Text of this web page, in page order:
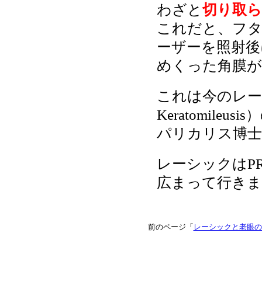
わざと 切り取
これだと、フ
ーザーを照射
めくった角膜
これは今のレ
Keratomileusis
パリカリス博
レーシックは
広まって行き
前のページ「 レーシックと老眼